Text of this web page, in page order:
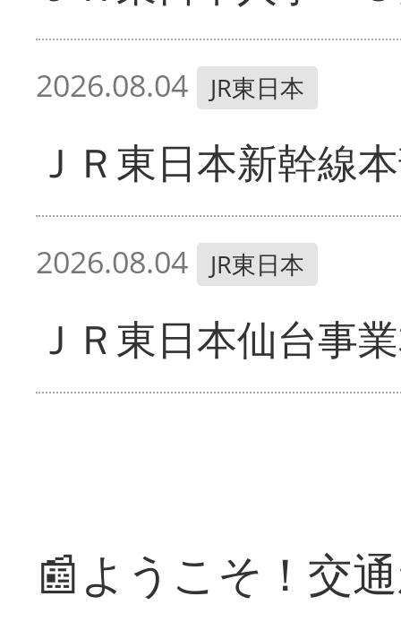
2026.08.04 JR東日本
ＪＲ東日本新幹線
2026.08.04 JR東日本
ＪＲ東日本仙台事
📰ようこそ！交